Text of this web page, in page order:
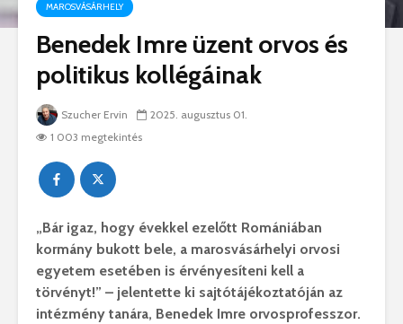
MAROSVÁSÁRHELY
Benedek Imre üzent orvos és
politikus kollégáinak
Szucher Ervin
2025. augusztus 01.
1 003 megtekintés
„Bár igaz, hogy évekkel ezelőtt Romániában
kormány bukott bele, a marosvásárhelyi orvosi
egyetem esetében is érvényesíteni kell a
törvényt!” – jelentette ki sajtótájékoztatóján az
intézmény tanára, Benedek Imre orvosprofesszor.